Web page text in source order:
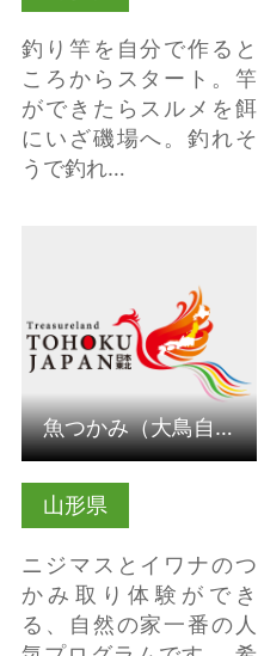
釣り竿を自分で作ると
ころからスタート。竿
ができたらスルメを餌
にいざ磯場へ。釣れそ
うで釣れ…
山形県
ニジマスとイワナのつ
かみ取り体験ができ
る、自然の家一番の人
魚つかみ（大鳥自然の家体験プログラム）（山形県鶴岡市）